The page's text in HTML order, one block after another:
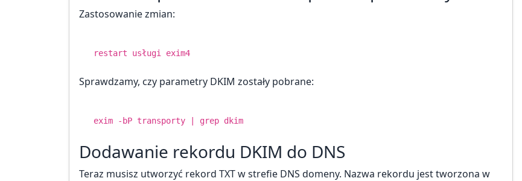
Zastosowanie zmian:
restart usługi exim4
Sprawdzamy, czy parametry DKIM zostały pobrane:
exim -bP transporty | grep dkim
Dodawanie rekordu DKIM do DNS
Teraz musisz utworzyć rekord TXT w strefie DNS domeny. Nazwa rekordu jest tworzona w